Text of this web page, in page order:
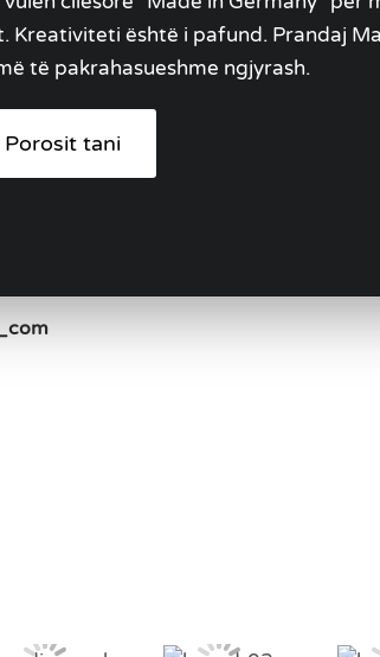
Kreativiteti është i pafund. Prandaj
të pakrahasueshme ngjyrash.
Porosit tani